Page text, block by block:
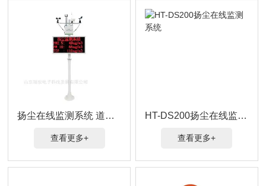
扬尘在线监测系统 道路交通监测PM2.5、TSP
查看更多+
HT-DS200扬尘在线监测系统
查看更多+